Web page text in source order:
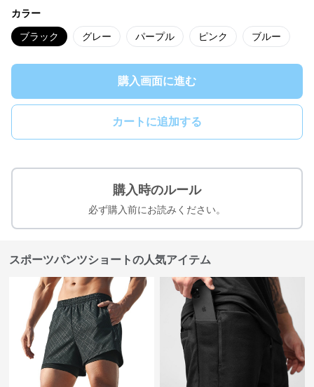
カラー
ブラック グレー パープル ピンク ブルー
購入画面に進む
カートに追加する
購入時のルール
必ず購入前にお読みください。
スポーツパンツショートの人気アイテム